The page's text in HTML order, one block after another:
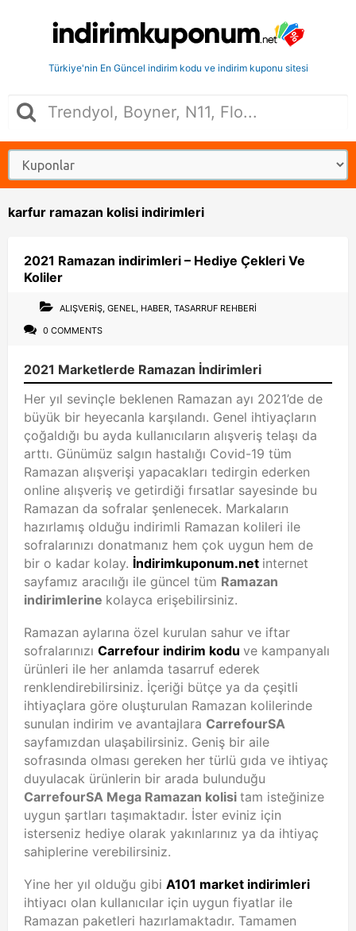
Türkiye'nin En Güncel indirim kodu ve indirim kuponu sitesi
karfur ramazan kolisi indirimleri
2021 Ramazan indirimleri – Hediye Çekleri Ve
Koliler
ALIŞVERIŞ, GENEL, HABER, TASARRUF REHBERI
0 COMMENTS
2021 Marketlerde Ramazan İndirimleri
Her yıl sevinçle beklenen Ramazan ayı 2021’de de
büyük bir heyecanla karşılandı. Genel ihtiyaçların
çoğaldığı bu ayda kullanıcıların alışveriş telaşı da
arttı. Günümüz salgın hastalığı Covid-19 tüm
Ramazan alışverişi yapacakları tedirgin ederken
online alışveriş ve getirdiği fırsatlar sayesinde bu
Ramazan da sofralar şenlenecek. Markaların
hazırlamış olduğu indirimli Ramazan kolileri ile
sofralarınızı donatmanız hem çok uygun hem de
bir o kadar kolay. İndirimkuponum.net internet
sayfamız aracılığı ile güncel tüm Ramazan
indirimlerine kolayca erişebilirsiniz.
Ramazan aylarına özel kurulan sahur ve iftar
sofralarınızı Carrefour indirim kodu ve kampanyalı
ürünleri ile her anlamda tasarruf ederek
renklendirebilirsiniz. İçeriği bütçe ya da çeşitli
ihtiyaçlara göre oluşturulan Ramazan kolilerinde
sunulan indirim ve avantajlara CarrefourSA
sayfamızdan ulaşabilirsiniz. Geniş bir aile
sofrasında olması gereken her türlü gıda ve ihtiyaç
duyulacak ürünlerin bir arada bulunduğu
CarrefourSA Mega Ramazan kolisi tam isteğinize
uygun şartları taşımaktadır. İster eviniz için
isterseniz hediye olarak yakınlarınız ya da ihtiyaç
sahiplerine verebilirsiniz.
Yine her yıl olduğu gibi A101 market indirimleri
ihtiyacı olan kullanıcılar için uygun fiyatlar ile
Ramazan paketleri hazırlamaktadır. Tamamen